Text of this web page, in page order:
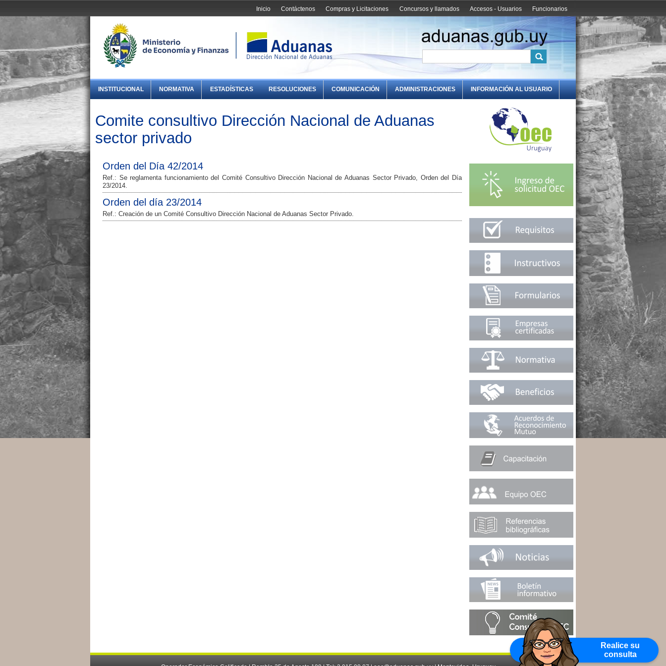
Funcionarios
Accesos - Usuarios
Concursos y llamados
Compras y Licitaciones
Contáctenos
Inicio
Realice su
consulta
INSTITUCIONAL NORMATIVA ESTADÍSTICAS RESOLUCIONES COMUNICACIÓN ADMINISTRACIONES INFORMACIÓN AL USUARIO
Comite consultivo Dirección Nacional de Aduanas
sector privado
Orden del Día 42/2014
Ref.: Se reglamenta funcionamiento del Comité Consultivo Dirección Nacional de Aduanas Sector Privado, Orden del Día
23/2014.
Orden del día 23/2014
Ref.: Creación de un Comité Consultivo Dirección Nacional de Aduanas Sector Privado.